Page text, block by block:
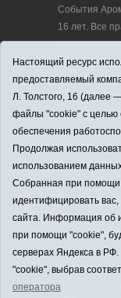
События
16 лет. Все
материалов
Адрес
область,
Кирова, д. 13.
Адрес
Телефон
выдано
связи,
Учредитель:
центр «Слава
Главный
Политика
Настоящий ресурс
предоставляемый
Л. Толстого, 16 (далее
файлы "cookie" с целью
обеспечения
Продолжая
использованием
Собранная при
идентифицировать
сайта. Информация об
при помощи "cookie",
серверах Яндекса в
"cookie", выбрав
оператора